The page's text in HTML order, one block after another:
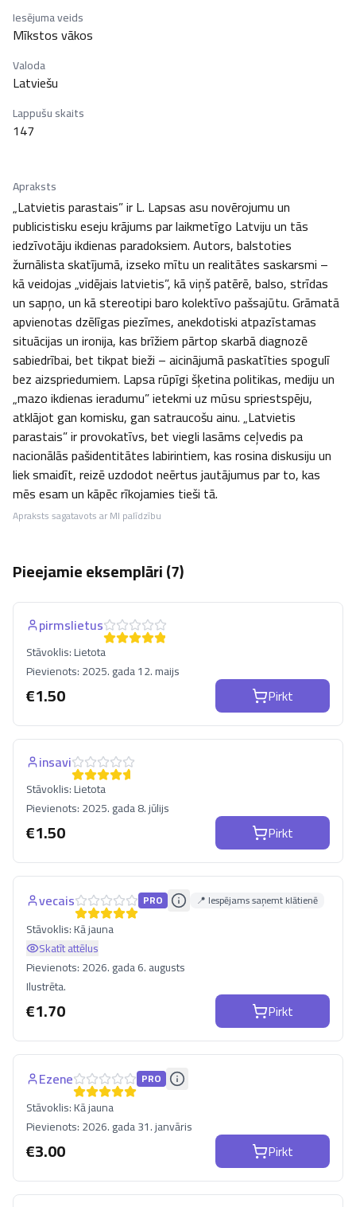
Iesējuma veids
Mīkstos vākos
Valoda
Latviešu
Lappušu skaits
147
Apraksts
„Latvietis parastais” ir L. Lapsas asu novērojumu un
publicistisku eseju krājums par laikmetīgo Latviju un tās
iedzīvotāju ikdienas paradoksiem. Autors, balstoties
žurnālista skatījumā, izseko mītu un realitātes saskarsmi –
kā veidojas „vidējais latvietis”, kā viņš patērē, balso, strīdas
un sapņo, un kā stereotipi baro kolektīvo pašsajūtu. Grāmatā
apvienotas dzēlīgas piezīmes, anekdotiski atpazīstamas
situācijas un ironija, kas brīžiem pārtop skarbā diagnozē
sabiedrībai, bet tikpat bieži – aicinājumā paskatīties spogulī
bez aizspriedumiem. Lapsa rūpīgi šķetina politikas, mediju un
„mazo ikdienas ieradumu” ietekmi uz mūsu spriestspēju,
atklājot gan komisku, gan satraucošu ainu. „Latvietis
parastais” ir provokatīvs, bet viegli lasāms ceļvedis pa
nacionālās pašidentitātes labirintiem, kas rosina diskusiju un
liek smaidīt, reizē uzdodot neērtus jautājumus par to, kas
mēs esam un kāpēc rīkojamies tieši tā.
Apraksts sagatavots ar MI palīdzību
Pieejamie eksemplāri (7)
pirmslietus
Stāvoklis:Lietota
Pievienots:2025. gada 12. maijs
€1.50 Pirkt
insavi
Stāvoklis:Lietota
Pievienots:2025. gada 8. jūlijs
€1.50 Pirkt
vecais PRO 📍 Iespējams saņemt klātienē
Stāvoklis:Kā jauna
Skatīt attēlus
Pievienots:2026. gada 6. augusts
Ilustrēta.
€1.70 Pirkt
Ezene PRO
Stāvoklis:Kā jauna
Pievienots:2026. gada 31. janvāris
€3.00 Pirkt